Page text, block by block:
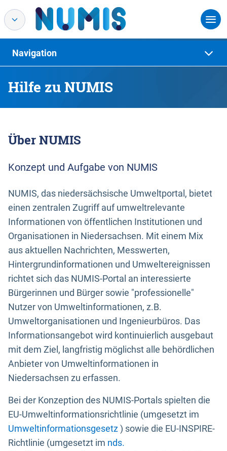
Hilfe zu NUMIS
Navigation
Über NUMIS
Konzept und Aufgabe von NUMIS
NUMIS, das niedersächsische Umweltportal, bietet
einen zentralen Zugriff auf umweltrelevante
Informationen von öffentlichen Institutionen und
Organisationen in Niedersachsen. Mit einem Mix
aus aktuellen Nachrichten, Messwerten,
Hintergrundinformationen und Umweltereignissen
richtet sich das NUMIS-Portal an interessierte
Bürgerinnen und Bürger sowie "professionelle"
Nutzer von Umweltinformationen, z.B.
Umweltorganisationen und Ingenieurbüros. Das
Informationsangebot wird kontinuierlich ausgebaut
mit dem Ziel, langfristig möglichst alle behördlichen
Anbieter von Umweltinformationen in
Niedersachsen zu erfassen.
Bei der Konzeption des NUMIS-Portals spielten die
EU-Umweltinformationsrichtlinie (umgesetzt im
Umweltinformationsgesetz) sowie die EU-INSPIRE-
Richtlinie (umgesetzt im nds.